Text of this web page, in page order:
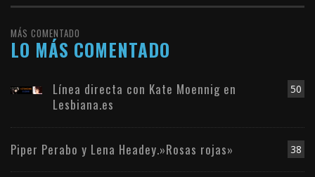
MÁS COMENTADO
LO MÁS COMENTADO
50
Línea directa con Kate Moennig en
Lesbiana.es
38
Piper Perabo y Lena Headey.»Rosas rojas»